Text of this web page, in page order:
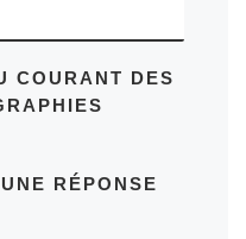
COURANT DES
RÉPONSE